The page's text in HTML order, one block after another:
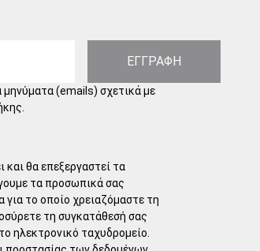
ΕΓΓΡΑΦΗ
μηνύματα (emails) σχετικά με
θα επεξεργαστεί τα
τα προσωπικά σας
για το οποίο χρειαζόμαστε τη
τη συγκατάθεσή σας
ηλεκτρονικό ταχυδρομείο.